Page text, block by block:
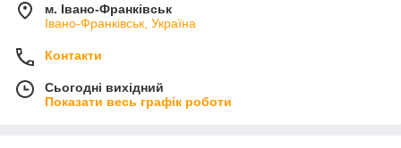
м. Івано-Франківськ
Івано-Франківськ, Україна
Контакти
Сьогодні вихідний
Показати весь графік роботи